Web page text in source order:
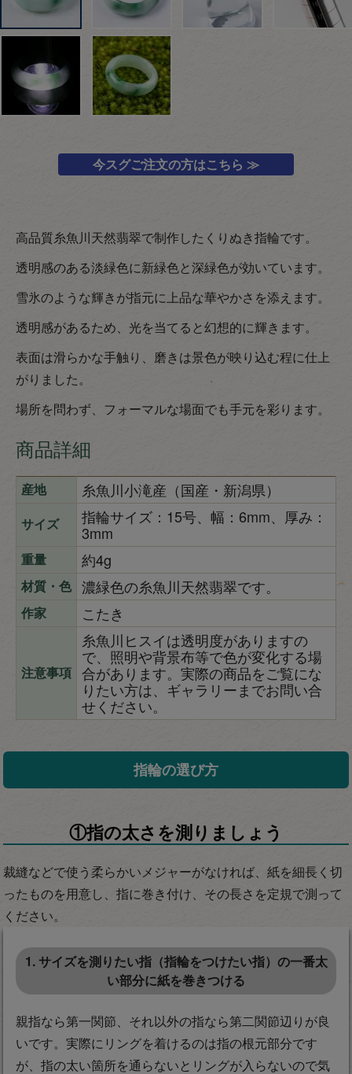
今スグご注文の方はこちら ≫
高品質糸魚川天然翡翠で制作したくりぬき指輪です。
透明感のある淡緑色に新緑色と深緑色が効いています。
雪氷のような輝きが指元に上品な華やかさを添えます。
透明感があるため、光を当てると幻想的に輝きます。
表面は滑らかな手触り、磨きは景色が映り込む程に仕上
がりました。
場所を問わず、フォーマルな場面でも手元を彩ります。
商品詳細
産地 糸魚川小滝産（国産・新潟県）
サイズ
指輪サイズ：15号、幅：6mm、厚み：
3mm
重量 約4g
材質・色 濃緑色の糸魚川天然翡翠です。
作家 こたき
注意事項
糸魚川ヒスイは透明度がありますの
で、照明や背景布等で色が変化する場
合があります。実際の商品をご覧にな
りたい方は、ギャラリーまでお問い合
せください。
指輪の選び方
①指の太さを測りましょう
裁縫などで使う柔らかいメジャーがなければ、紙を細長く切
ったものを用意し、指に巻き付け、その長さを定規で測って
ください。
1. サイズを測りたい指（指輪をつけたい指）の一番太
い部分に紙を巻きつける
親指なら第一関節、それ以外の指なら第二関節辺りが良
いです。実際にリングを着けるのは指の根元部分です
が、指の太い箇所を通らないとリングが入らないので気